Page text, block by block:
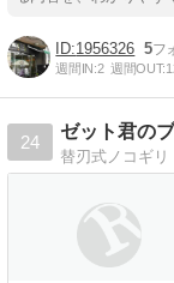
1956326 5
週間IN:2 週間OUT:
24
ゼット君の